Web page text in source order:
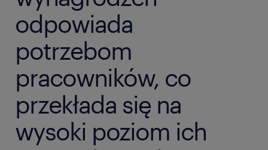
odpowiada
potrzebom
pracowników, co
przekłada się na
wysoki poziom ich